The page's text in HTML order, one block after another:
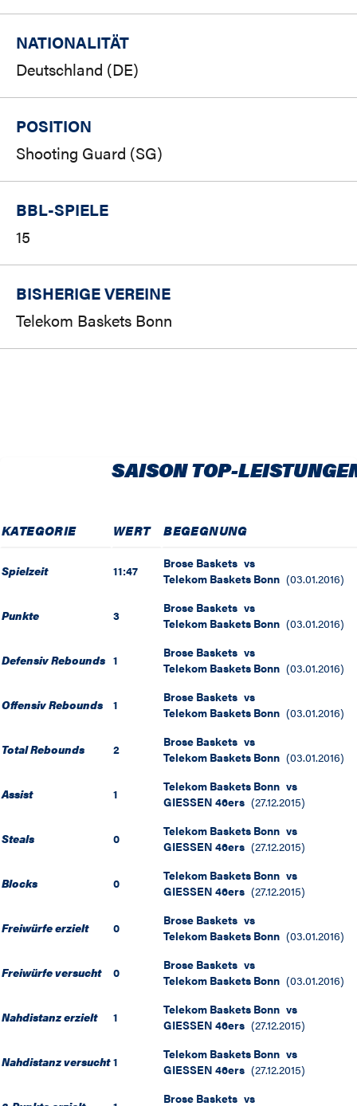
NATIONALITÄT
Deutschland (DE)
POSITION
Shooting Guard (SG)
BBL-SPIELE
15
BISHERIGE VEREINE
Telekom Baskets Bonn
SAISON TOP-
KATEGORIE WERT BEGEGNUNG
Spielzeit 11:47 Brose Baskets vs
Telekom Baskets Bonn (03.01.2016)
Punkte 3 Brose Baskets vs
Telekom Baskets Bonn (03.01.2016)
Defensiv Rebounds 1 Brose Baskets vs
Telekom Baskets Bonn (03.01.2016)
Offensiv Rebounds 1 Brose Baskets vs
Telekom Baskets Bonn (03.01.2016)
Total Rebounds 2 Brose Baskets vs
Telekom Baskets Bonn (03.01.2016)
Assist 1 Telekom Baskets Bonn vs
GIESSEN 46ers (27.12.2015)
Steals 0 Telekom Baskets Bonn vs
GIESSEN 46ers (27.12.2015)
Blocks 0 Telekom Baskets Bonn vs
GIESSEN 46ers (27.12.2015)
Freiwürfe erzielt 0 Brose Baskets vs
Telekom Baskets Bonn (03.01.2016)
Freiwürfe versucht 0 Brose Baskets vs
Telekom Baskets Bonn (03.01.2016)
Nahdistanz erzielt 1 Telekom Baskets Bonn vs
GIESSEN 46ers (27.12.2015)
Nahdistanz versucht 1 Telekom Baskets Bonn vs
GIESSEN 46ers (27.12.2015)
Brose Baskets vs